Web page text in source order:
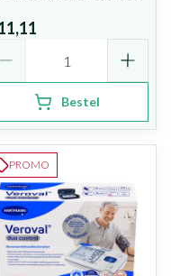
Bestel
PROMO